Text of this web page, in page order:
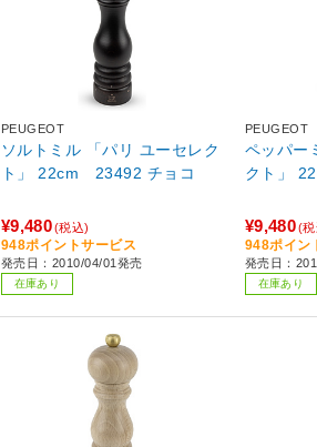
PEUGEOT
ソルトミル 「パリ ユーセレク
ト」 22cm 23492 チョコ
¥9,480(税込)
948ポイントサービス
発売日：2010/04/01発売
在庫あり
PEUGEOT
ペッパー
クト」
¥9,480(税
948ポイン
発売日：
在庫あり